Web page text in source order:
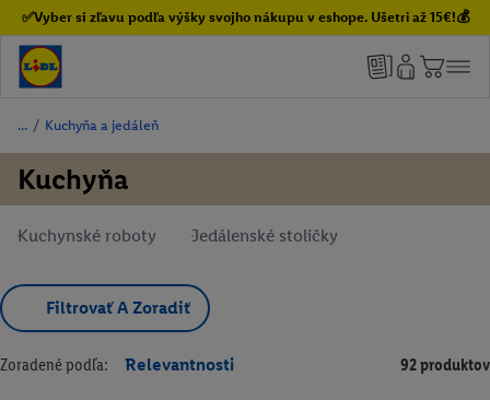
✅Vyber si zľavu podľa výšky svojho nákupu v eshope. Ušetri až 15€!💰
/ Kuchyňa a jedáleň
Kuchyňa
Kuchynské roboty Jedálenské stoličky
Filtrovať A Zoradiť
Zoradené podľa: Relevantnosti 92 produktov